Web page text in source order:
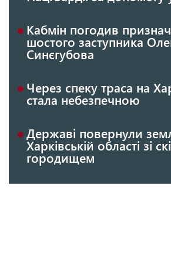
Кабмін погодив
шостого заступника
Синєгубова
Через спеку траса на
стала небезпечною
Державі повернули
Харківській області зі
городищем